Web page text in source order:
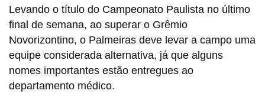
Levando o título do Campeonato Paulista no último
final de semana, ao superar o Grêmio
Novorizontino, o Palmeiras deve levar a campo uma
equipe considerada alternativa, já que alguns
nomes importantes estão entregues ao
departamento médico.